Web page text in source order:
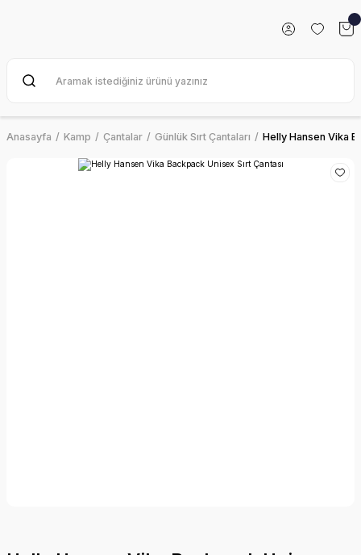
Anasayfa Kamp Çantalar Günlük Sırt Çantaları Helly Hansen Vika